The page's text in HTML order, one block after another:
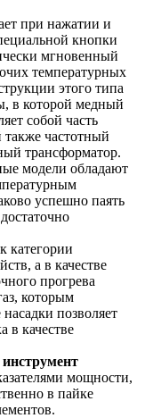
при нажатии и
кнопки
мгновенный
температурных
этого типа
в которой медный
собой часть
также частотный
трансформатор.
модели обладают
успешно паять
категории
а в качестве
прогрева
которым
позволяет
в качестве
мощности,
в пайке